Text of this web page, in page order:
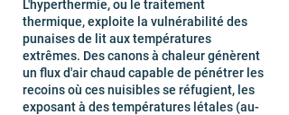
L'hyperthermie, ou le traitement
thermique, exploite la vulnérabilité des
punaises de lit aux températures
extrêmes. Des canons à chaleur génèrent
un flux d'air chaud capable de pénétrer les
recoins où ces nuisibles se réfugient, les
exposant à des températures létales (au-